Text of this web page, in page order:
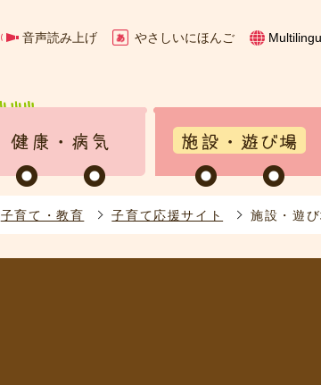
音声読み上げ やさしいにほんご
子育て・教育 子育て応援サイト 施設・遊